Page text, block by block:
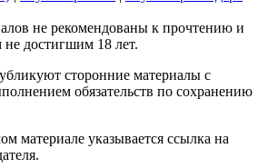
не рекомендованы к прочтению и
достигшим 18 лет.
сторонние материалы с
обязательств по сохранению
материале указывается ссылка на